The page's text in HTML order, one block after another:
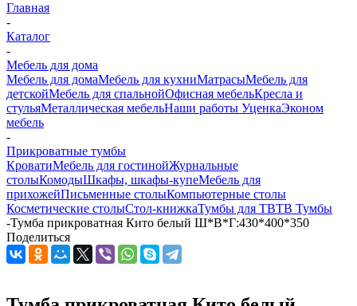
Главная
-
Каталог
-
Мебель для дома
Мебель для домаМебель для кухниМатраcыМебель для
детскойМебель для спальнойОфисная мебельКресла и
стульяМеталлическая мебельНаши работы УценкаЭконом
мебель
-
Прикроватные тумбы
КроватиМебель для гостинойЖурнальные
столыКомодыШкафы, шкафы-купеМебель для
прихожейПисьменные столыКомпьютерные столы
Косметические столыСтол-книжкаТумбы для ТВТВ Тумбы
-Тумба прикроватная Кито белый Ш*В*Г:430*400*350
Поделиться